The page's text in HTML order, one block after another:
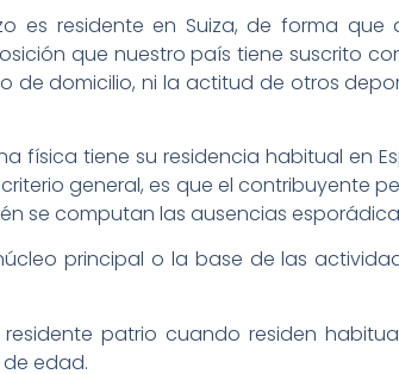
es residente en Suiza, de forma que
que nuestro país tiene suscrito
de domicilio, ni la actitud de otros
física tiene su residencia habitual en
general, es que el contribuyente
se computan las ausencias
principal o la base de las
patrio cuando residen
edad.